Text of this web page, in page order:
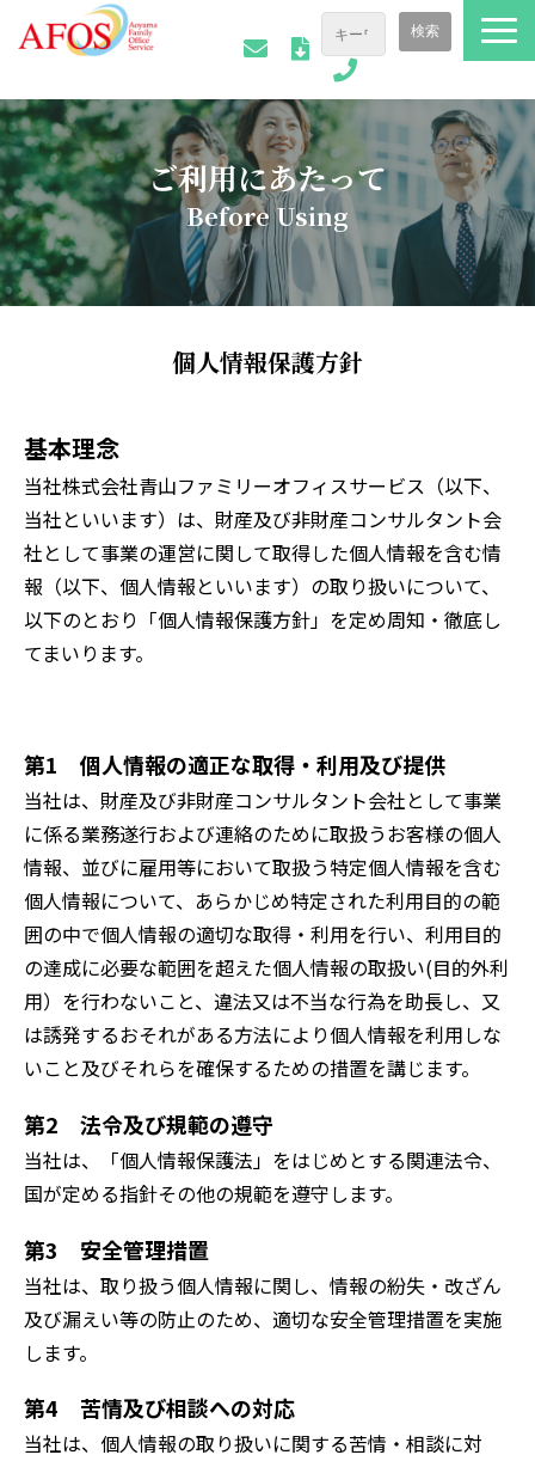
ファミリーオフィスについて
ご相談事例
会社情報
AFOSトピックス
お役立ち資料
ご利用にあたって
Before Using
個人情報保護方針
基本理念
当社株式会社青山ファミリーオフィスサービス（以下、
当社といいます）は、財産及び非財産コンサルタント会
社として事業の運営に関して取得した個人情報を含む情
報（以下、個人情報といいます）の取り扱いについて、
以下のとおり「個人情報保護方針」を定め周知・徹底し
てまいります。
第1 個人情報の適正な取得・利用及び提供
当社は、財産及び非財産コンサルタント会社として事業
に係る業務遂行および連絡のために取扱うお客様の個人
情報、並びに雇用等において取扱う特定個人情報を含む
個人情報について、あらかじめ特定された利用目的の範
囲の中で個人情報の適切な取得・利用を行い、利用目的
の達成に必要な範囲を超えた個人情報の取扱い(目的外利
用）を行わないこと、違法又は不当な行為を助長し、又
は誘発するおそれがある方法により個人情報を利用しな
いこと及びそれらを確保するための措置を講じます。
第2 法令及び規範の遵守
当社は、「個人情報保護法」をはじめとする関連法令、
国が定める指針その他の規範を遵守します。
第3 安全管理措置
当社は、取り扱う個人情報に関し、情報の紛失・改ざん
及び漏えい等の防止のため、適切な安全管理措置を実施
します。
第4 苦情及び相談への対応
当社は、個人情報の取り扱いに関する苦情・相談に対